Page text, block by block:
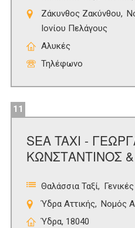
Ζάκυνθος Ζακύνθου
Ιονίου Πελάγους
Αλυκές
Τηλέφωνο
11
SEA TAXI -
ΚΩΝΣΤΑΝΤΙΝΟΣ
Θαλάσσια Ταξί
Ύδρα Αττικής
Νομός
Ύδρα, 18040